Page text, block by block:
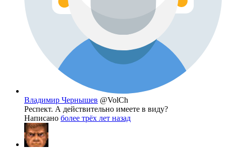
Владимир Чернышев @VolCh
Респект. А действительно имеете в виду?
Написано более трёх лет назад